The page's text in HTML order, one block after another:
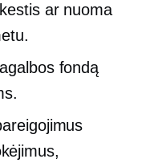
ar nuoma
fondą